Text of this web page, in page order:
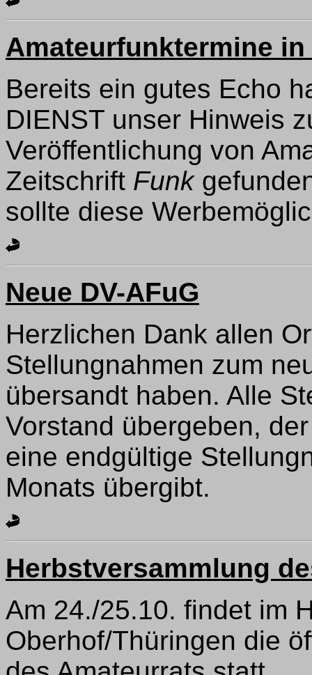
Amateurfunktermine
Bereits ein gutes Echo
DIENST unser Hinweis
Veröffentlichung von
Zeitschrift Funk
sollte diese
Neue DV-AFuG
Herzlichen Dank allen
Stellungnahmen zum
übersandt haben. Alle
Vorstand übergeben,
eine endgültige
Monats übergibt.
Herbstversammlung
Am 24./25.10. findet im
Oberhof/Thüringen die